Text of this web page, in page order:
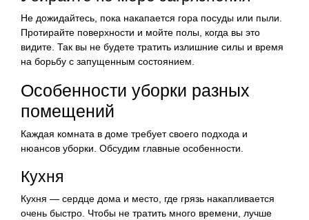
Не дожидайтесь, пока накапается гора посуды или пыли.
Протирайте поверхности и мойте полы, когда вы это
видите. Так вы не будете тратить излишние силы и время
на борьбу с запущенным состоянием.
Особенности уборки разных
помещений
Каждая комната в доме требует своего подхода и
нюансов уборки. Обсудим главные особенности.
Кухня
Кухня — сердце дома и место, где грязь накапливается
очень быстро. Чтобы не тратить много времени, лучше